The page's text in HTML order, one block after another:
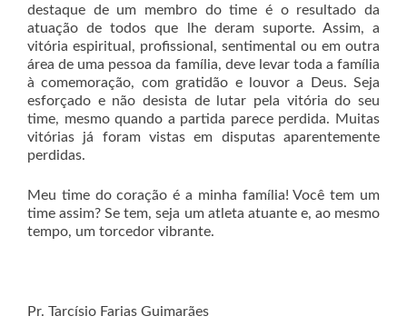
destaque de um membro do time é o resultado da
atuação de todos que lhe deram suporte. Assim, a
vitória espiritual, profissional, sentimental ou em outra
área de uma pessoa da família, deve levar toda a família
à comemoração, com gratidão e louvor a Deus. Seja
esforçado e não desista de lutar pela vitória do seu
time, mesmo quando a partida parece perdida. Muitas
vitórias já foram vistas em disputas aparentemente
perdidas.
Meu time do coração é a minha família! Você tem um
time assim? Se tem, seja um atleta atuante e, ao mesmo
tempo, um torcedor vibrante.
Pr. Tarcísio Farias Guimarães